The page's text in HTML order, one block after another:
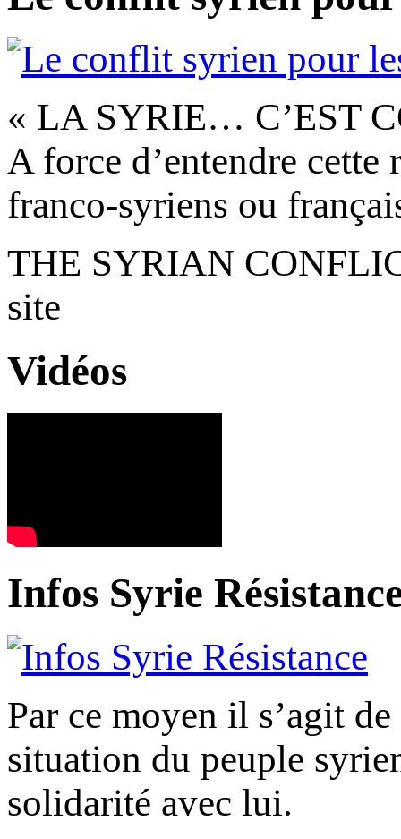
« LA SYRIE… C’EST
A force d’entendre
franco-syriens ou
THE SYRIAN
site
Vidéos
Infos Syrie
Par ce moyen il s’agit
situation du peuple
solidarité avec lui.